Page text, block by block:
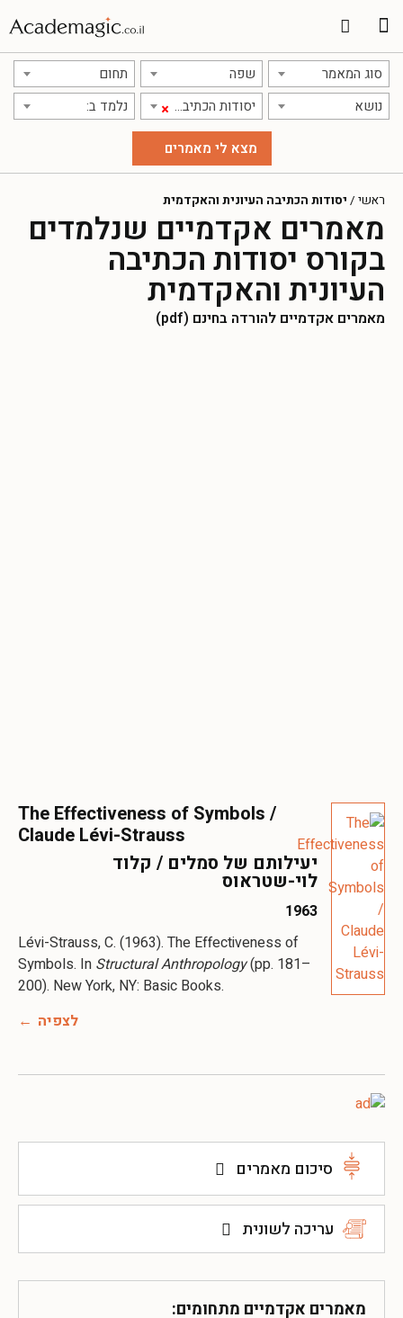
סוג המאמר שפה
תחום
נושא
× יסודות הכתיבה העיונית והאקדמית נלמד ב:
סיכום מאמרים
עריכה לשונית
מאמרים אקדמיים מתחומים:
ראשי / יסודות הכתיבה העיונית והאקדמית
מאמרים אקדמיים שנלמדים
בקורס יסודות הכתיבה
העיונית והאקדמית
מאמרים אקדמיים להורדה בחינם (pdf)
The Effectiveness of Symbols /
Claude Lévi-Strauss
יעילותם של סמלים / קלוד
לוי-שטראוס
1963
Lévi-Strauss, C. (1963). The Effectiveness of
Symbols. In Structural Anthropology(pp. 181–
200). New York, NY: Basic Books.
לצפיה